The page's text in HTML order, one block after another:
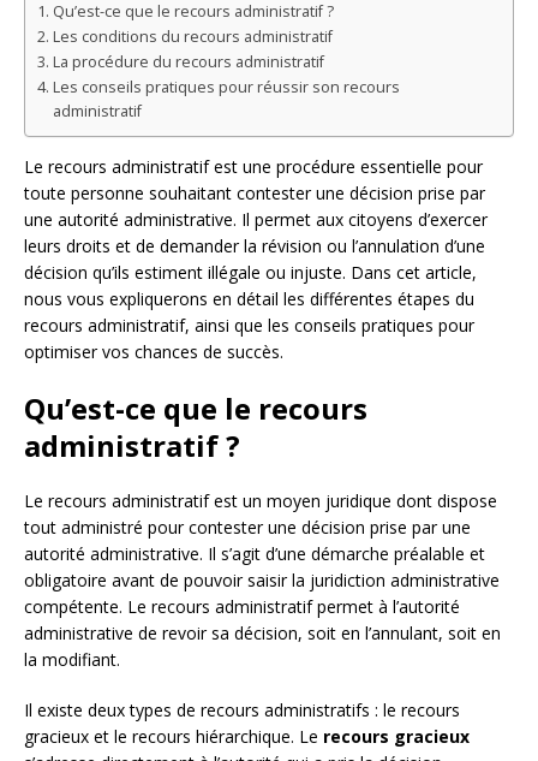
Qu’est-ce que le recours administratif ?
Les conditions du recours administratif
La procédure du recours administratif
Les conseils pratiques pour réussir son recours
administratif
Le recours administratif est une procédure essentielle pour
toute personne souhaitant contester une décision prise par
une autorité administrative. Il permet aux citoyens d’exercer
leurs droits et de demander la révision ou l’annulation d’une
décision qu’ils estiment illégale ou injuste. Dans cet article,
nous vous expliquerons en détail les différentes étapes du
recours administratif, ainsi que les conseils pratiques pour
optimiser vos chances de succès.
Qu’est-ce que le recours
administratif ?
Le recours administratif est un moyen juridique dont dispose
tout administré pour contester une décision prise par une
autorité administrative. Il s’agit d’une démarche préalable et
obligatoire avant de pouvoir saisir la juridiction administrative
compétente. Le recours administratif permet à l’autorité
administrative de revoir sa décision, soit en l’annulant, soit en
la modifiant.
Il existe deux types de recours administratifs : le recours
gracieux et le recours hiérarchique. Le recours gracieux